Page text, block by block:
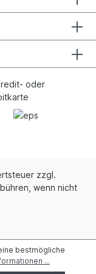
zzgl.
wenn nicht
bestmögliche
...